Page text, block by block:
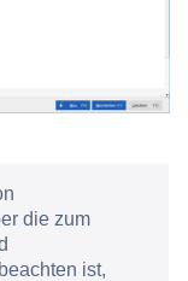
die zum
ist,